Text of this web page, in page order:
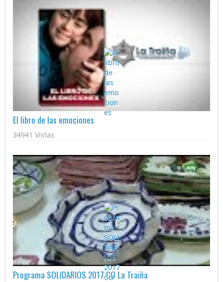
El libro de las emociones
34941 Vistas
Programa SOLIDARIOS 2017 CO La Traiña